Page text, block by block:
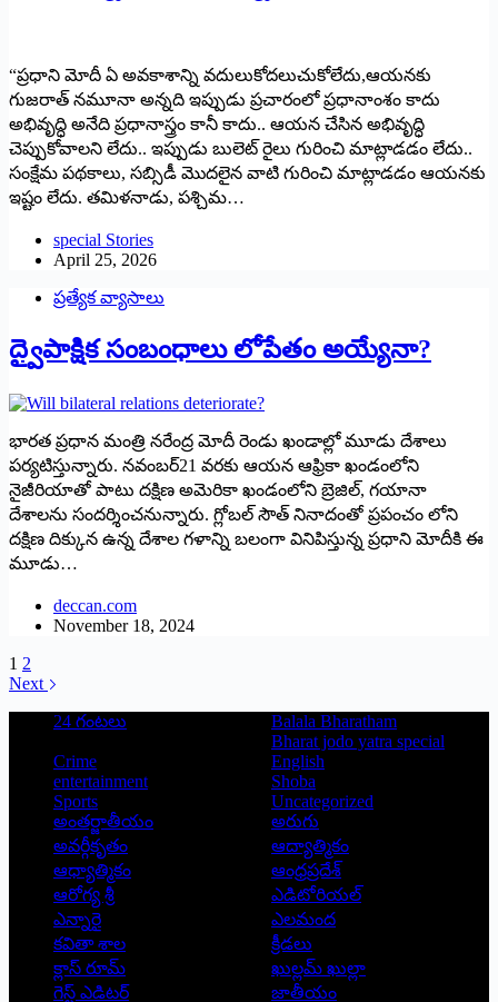
“ప్రధాని మోదీ ఏ అవకాశాన్ని వదులుకోదలుచుకోలేదు,ఆయనకు
గుజరాత్ నమూనా అన్నది ఇప్పుడు ప్రచారంలో ప్రధానాంశం కాదు
అభివృద్ధి అనేది ప్రధానాస్త్రం కానీ కాదు.. ఆయన చేసిన అభివృద్ధి
చెప్పుకోవాలని లేదు.. ఇప్పుడు బులెట్ రైలు గురించి మాట్లాడడం లేదు..
సంక్షేమ పథకాలు, సబ్సిడీ మొదలైన వాటి గురించి మాట్లాడడం ఆయనకు
ఇష్టం లేదు. తమిళనాడు, పశ్చిమ…
special Stories
April 25, 2026
ప్రత్యేక వ్యాసాలు
ద్వైపాక్షిక సంబంధాలు లోపేతం అయ్యేనా?
భారత ప్రధాన మంత్రి నరేంద్ర మోదీ రెండు ఖండాల్లో మూడు దేశాలు
పర్యటిస్తున్నారు. నవంబర్‌21 వరకు ఆయన ఆఫ్రికా ఖండంలోని
నైజీరియాతో పాటు దక్షిణ అమెరికా ఖండంలోని బ్రెజిల్‌, గయానా
దేశాలను సందర్శించనున్నారు. గ్లోబల్‌ సౌత్‌ నినాదంతో ప్రపంచం లోని
దక్షిణ దిక్కున ఉన్న దేశాల గళాన్ని బలంగా వినిపిస్తున్న ప్రధాని మోదీకి ఈ
మూడు…
deccan.com
November 18, 2024
1 2
Next
24 గంటలు
Balala Bharatham
Bharat jodo yatra special
Crime
English
entertainment
Shoba
Sports
Uncategorized
అంతర్జాతీయం
అరుగు
అవర్గీకృతం
ఆద్యాత్మికం
ఆధ్యాత్మికం
ఆంధ్రప్రదేశ్
ఆరోగ్య శ్రీ
ఎడిటోరియల్
ఎన్నారై
ఎలమంద
కవితా శాల
క్రీడలు
క్లాస్ రూమ్
ఖుల్లమ్ ఖుల్లా
గెస్ట్ ఎడిటర్
జాతీయం